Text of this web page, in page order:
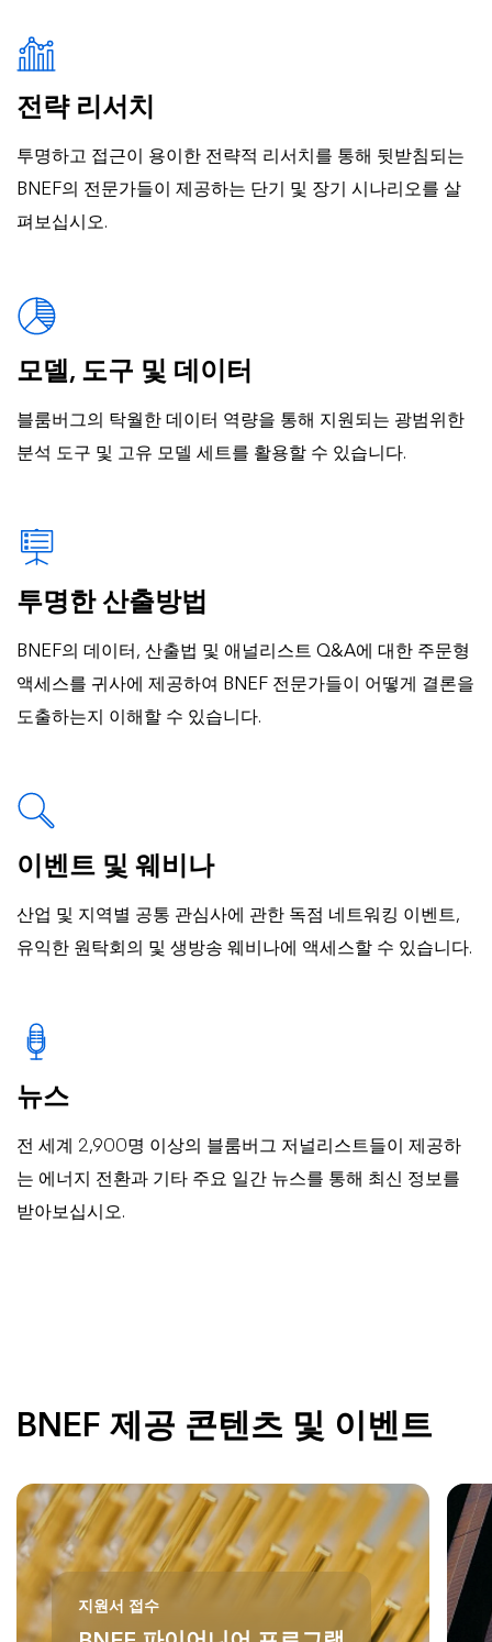
전략 리서치
투명하고 접근이 용이한 전략적 리서치를 통해 뒷받침되는
BNEF의 전문가들이 제공하는 단기 및 장기 시나리오를 살
펴보십시오.
모델, 도구 및 데이터
블룸버그의 탁월한 데이터 역량을 통해 지원되는 광범위한
분석 도구 및 고유 모델 세트를 활용할 수 있습니다.
투명한 산출방법
BNEF의 데이터, 산출법 및 애널리스트 Q&A에 대한 주문형
액세스를 귀사에 제공하여 BNEF 전문가들이 어떻게 결론을
도출하는지 이해할 수 있습니다.
이벤트 및 웨비나
산업 및 지역별 공통 관심사에 관한 독점 네트워킹 이벤트,
유익한 원탁회의 및 생방송 웨비나에 액세스할 수 있습니다.
뉴스
전 세계 2,900명 이상의 블룸버그 저널리스트들이 제공하
는 에너지 전환과 기타 주요 일간 뉴스를 통해 최신 정보를
받아보십시오.
BNEF 제공 콘텐츠 및 이벤트
지원서 접수